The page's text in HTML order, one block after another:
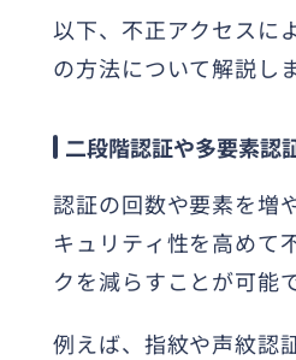
以下、不正アクセスに
の方法について解説し
二段階認証や多要素認
認証の回数や要素を増
キュリティ性を高めて
クを減らすことが可能
例えば、指紋や声紋認